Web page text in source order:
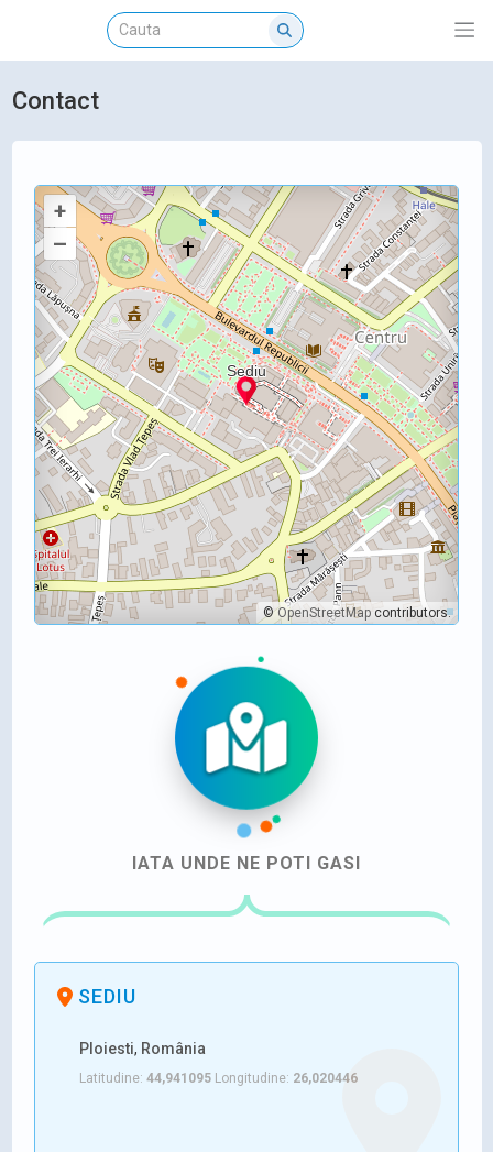
Contact
+
–
©OpenStreetMap contributors.
IATA UNDE NE POTI GASI
SEDIU
Ploiesti, România
Latitudine: 44,941095 Longitudine: 26,020446